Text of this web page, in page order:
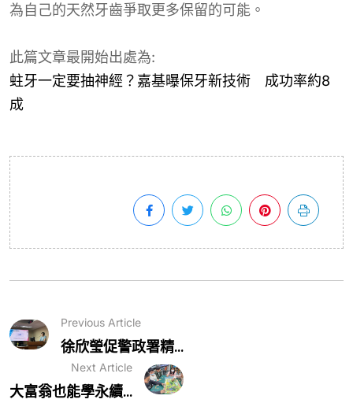
為自己的天然牙齒爭取更多保留的可能。
此篇文章最開始出處為:
蛀牙一定要抽神經？嘉基曝保牙新技術 成功率約8
成
Previous Article
徐欣瑩促警政署精...
Next Article
大富翁也能學永續...